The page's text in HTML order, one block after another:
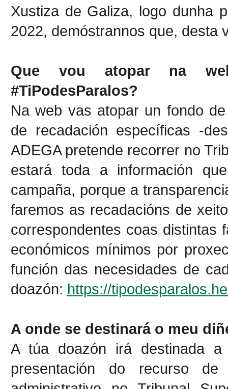
Xustiza de Galiza, logo dunha
2022, demóstrannos que, desta
Que vou atopar na
#TiPodesParalos?
Na web vas atopar un fondo
de recadación específicas -
ADEGA pretende recorrer no
estará toda a información
campaña, porque a
faremos as recadacións de
correspondentes coas distintas
económicos mínimos por
función das necesidades de
doazón: https://
A onde se destinará o meu
A túa doazón irá destinada
presentación do recurso